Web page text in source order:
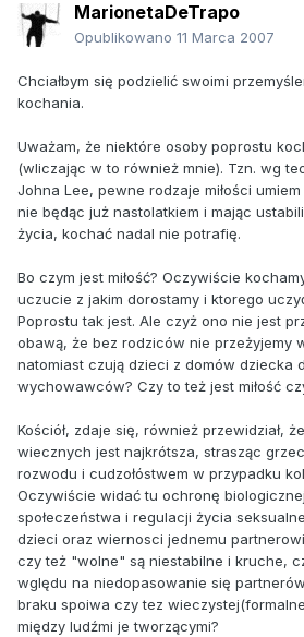
MarionetaDeTrapo
Opublikowano 11 Marca 2007
Chciałbym się podzielić swoimi
kochania.
Uważam, że niektóre osoby poprostu
(wliczając w to również mnie). Tzn. wg
Johna Lee, pewne rodzaje miłości
nie będąc już nastolatkiem i mając
życia, kochać nadal nie potrafię.
Bo czym jest miłość? Oczywiście
uczucie z jakim dorostamy i ktorego
Poprostu tak jest. Ale czyż ono nie jest
obawą, że bez rodziców nie przeżyjemy
natomiast czują dzieci z domów dziecka
wychowawców? Czy to też jest miłość
Kościół, zdaje się, również przewidział,
wiecznych jest najkrótsza, strasząc
rozwodu i cudzołóstwem w przypadku
Oczywiście widać tu ochronę
społeczeństwa i regulacji życia
dzieci oraz wiernosci jednemu
czy też "wolne" są niestabilne i kruche,
wględu na niedopasowanie się
braku spoiwa czy tez
między ludźmi je tworzącymi?